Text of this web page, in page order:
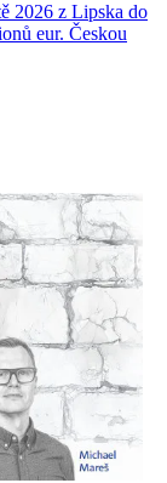
2026 z Lipska do
eur. Českou